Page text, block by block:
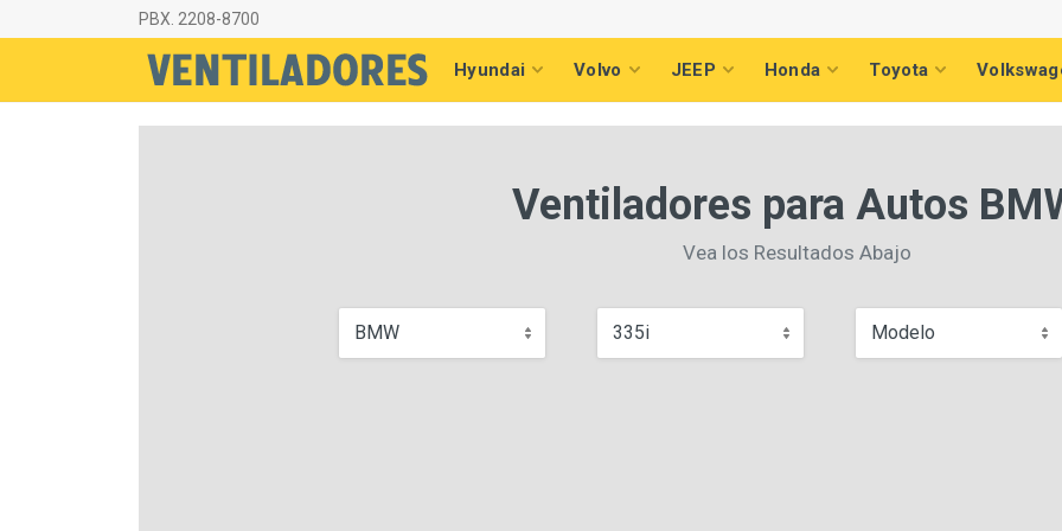
PBX. 2208-8700
Hyundai Volvo JEEP Honda Toyota
Ventiladores para Autos
Vea los Resultados Abajo
BMW 335i Modelo